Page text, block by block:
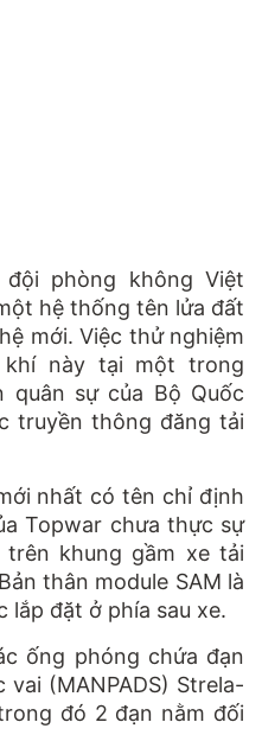
phòng không Việt
hệ thống tên lửa đất
mới. Việc thử nghiệm
này tại một trong
quân sự của Bộ Quốc
truyền thông đăng tải
nhất có tên chỉ định
Topwar chưa thực sự
khung gầm xe tải
thân module SAM là
đặt ở phía sau xe.
ống phóng chứa đạn
vai (MANPADS) Strela-
đó 2 đạn nằm đối